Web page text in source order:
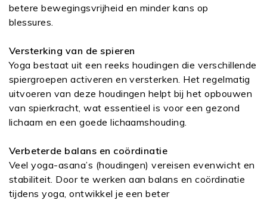
betere bewegingsvrijheid en minder kans op
blessures.
Versterking van de spieren
Yoga bestaat uit een reeks houdingen die verschillende
spiergroepen activeren en versterken. Het regelmatig
uitvoeren van deze houdingen helpt bij het opbouwen
van spierkracht, wat essentieel is voor een gezond
lichaam en een goede lichaamshouding.
Verbeterde balans en coördinatie
Veel yoga-asana’s (houdingen) vereisen evenwicht en
stabiliteit. Door te werken aan balans en coördinatie
tijdens yoga, ontwikkel je een beter